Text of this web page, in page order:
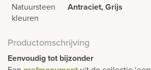
Natuursteen
kleuren
Antraciet, Grijs
Productomschrijving
Eenvoudig tot bijzonder